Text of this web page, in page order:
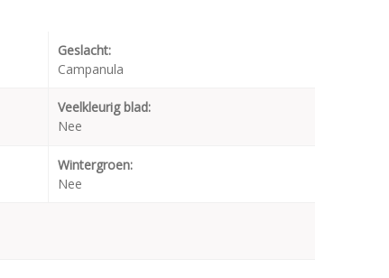
Geslacht:
Campanula
Veelkleurig blad:
Nee
Wintergroen:
Nee